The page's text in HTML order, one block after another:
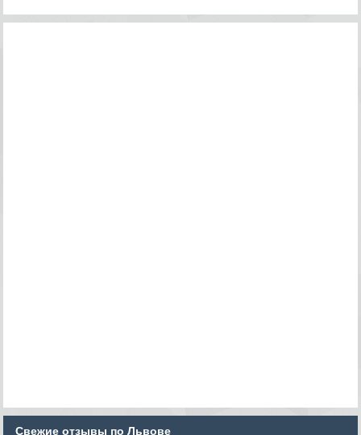
Свежие отзывы по Львове